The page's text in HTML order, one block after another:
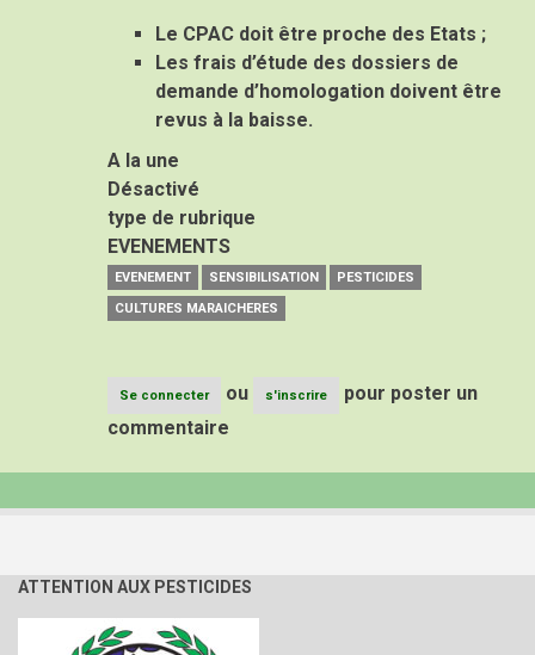
Le CPAC doit être proche des Etats ;
Les frais d’étude des dossiers de
demande d’homologation doivent être
revus à la baisse.
A la une
Désactivé
type de rubrique
EVENEMENTS
EVENEMENT SENSIBILISATION
PESTICIDES
CULTURES MARAICHERES
Se connecter ou s'inscrire
pour poster un
commentaire
ATTENTION AUX PESTICIDES